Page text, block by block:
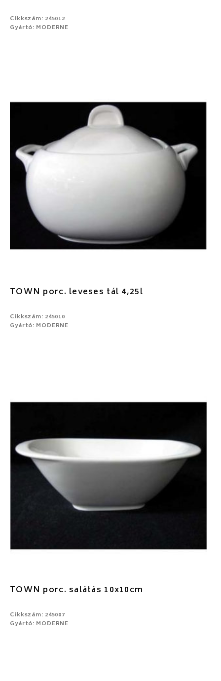
Cikkszám: 245012
Gyártó: MODERNE
TOWN porc. leveses tál 4,25l
Cikkszám: 245010
Gyártó: MODERNE
TOWN porc. salátás 10x10cm
Cikkszám: 245007
Gyártó: MODERNE